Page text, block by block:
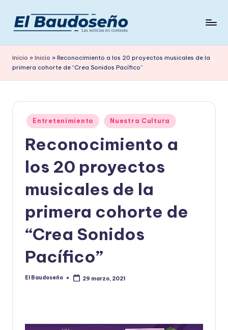
Saltar
contenido
e
ri
d
en
Inicio » Inicio » Reconocimiento a los 20 proyectos musicales de la
primera cohorte de “Crea Sonidos Pacífico”
Publicado
en
Entretenimiento Nuestra Cultura
Reconocimiento a
los 20 proyectos
musicales de la
primera cohorte de
“Crea Sonidos
Pacífico”
Publicado
El Baudoseño 29 marzo, 2021